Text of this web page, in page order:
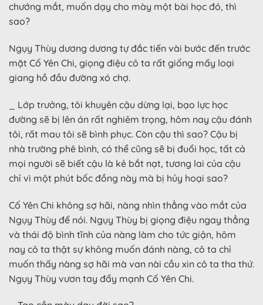
chướng mắt, muốn dạy cho mày một bài học đó, thì
sao?
Ngụy Thùy dương dương tự đắc tiến vài bước đến trước
mặt Cố Yên Chi, giọng điệu cô ta rất giống mấy loại
giang hồ đầu đường xó chợ.
_ Lớp trưởng, tôi khuyên cậu dừng lại, bạo lực học
đường sẽ bị lên án rất nghiêm trọng, hôm nay cậu đánh
tôi, rất mau tôi sẽ bình phục. Còn cậu thì sao? Cậu bị
nhà trường phê bình, có thể cũng sẽ bị đuổi học, tất cả
mọi người sẽ biết cậu là kẻ bắt nạt, tương lai của cậu
chỉ vì một phút bốc đồng này mà bị hủy hoại sao?
Cố Yên Chi không sợ hãi, nàng nhìn thẳng vào mắt của
Ngụy Thùy để nói. Ngụy Thùy bị giọng điệu ngay thẳng
và thái độ bình tĩnh của nàng làm cho tức giận, hôm
nay cô ta thật sự không muốn đánh nàng, cô ta chỉ
muốn thấy nàng sợ hãi mà van nài cầu xin cô ta tha thứ.
Ngụy Thùy vươn tay đẩy mạnh Cố Yên Chi.